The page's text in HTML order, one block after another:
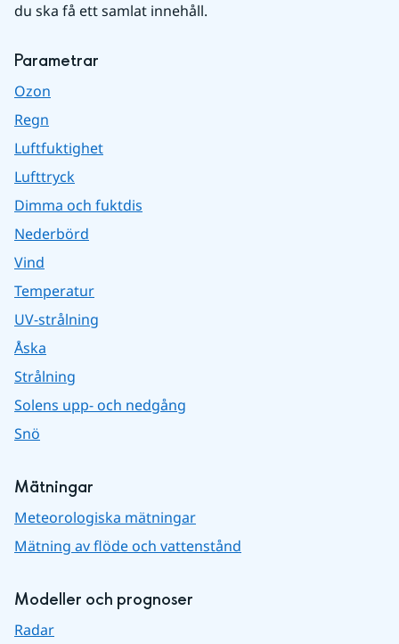
du ska få ett samlat innehåll.
Parametrar
Ozon
Regn
Luftfuktighet
Lufttryck
Dimma och fuktdis
Nederbörd
Vind
Temperatur
UV-strålning
Åska
Strålning
Solens upp- och nedgång
Snö
Mätningar
Meteorologiska mätningar
Mätning av flöde och vattenstånd
Modeller och prognoser
Radar